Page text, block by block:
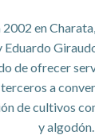
2002 en
Eduardo
de ofrecer
a
de cultivos
y algodón.